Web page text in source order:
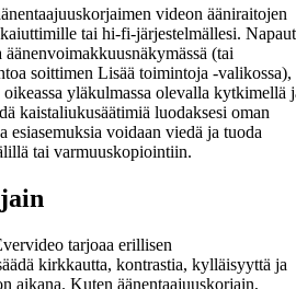
videon ääniraitojen
tai hi-fi-järjestelmällesi.
(tai
soittimen Lisää toimintoja -valikossa),
yläkulmassa olevalla kytkimellä
kaistaliukusäätimiä luodaksesi oman
esiasemuksia voidaan viedä ja tuoda
tai varmuuskopiointiin.
tarjoaa erillisen
kirkkautta, kontrastia, kylläisyyttä ja
aikana. Kuten äänentaajuuskorjain,